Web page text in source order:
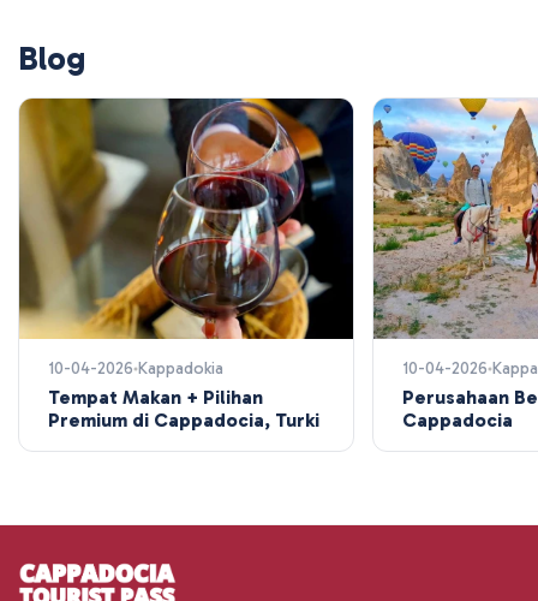
Blog
10-04-2026 Kappadokia
Tempat Makan + Pilihan
Premium di Cappadocia, Turki
10-04-2026
Perusahaan
Cappadocia